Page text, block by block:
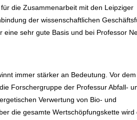
die Zusammenarbeit mit den Leipziger
der wissenschaftlichen
sehr gute Basis und bei Professor
immer stärker an Bedeutung. Vor dem
Forschergruppe der Professur Abfall-
Verwertung von Bio- und
die gesamte Wertschöpfungskette wird